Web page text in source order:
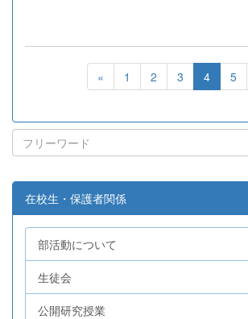
« 1 2 3 4 5
在校生・保護者関係
部活動について
生徒会
公開研究授業